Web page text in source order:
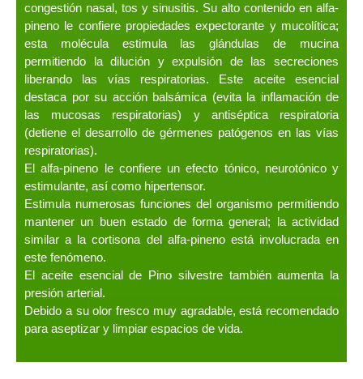
congestión nasal, tos y sinusitis. Su alto contenido en alfa-
pineno le confiere propiedades expectorante y mucolítica;
esta molécula estimula las glándulas de mucina
permitiendo la dilución y expulsión de las secreciones
liberando las vías respiratorias. Este aceite esencial
destaca por su acción balsámica (evita la inflamación de
las mucosas respiratorias) y antiséptica respiratoria
(detiene el desarrollo de gérmenes patógenos en las vías
respiratorias).
El alfa-pineno le confiere un efecto tónico, neurotónico y
estimulante, así como hipertensor.
Estimula numerosas funciones del organismo permitiendo
mantener un buen estado de forma general; la actividad
similar a la cortisona del alfa-pineno está involucrada en
este fenómeno.
El aceite esencial de Pino silvestre también aumenta la
presión arterial.
Debido a su olor fresco muy agradable, está recomendado
para aseptizar y limpiar espacios de vida.